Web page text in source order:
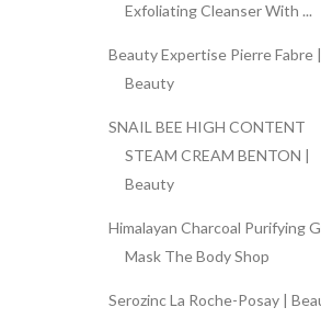
Exfoliating Cleanser With ...
Beauty Expertise Pierre Fabre |
Beauty
SNAIL BEE HIGH CONTENT
STEAM CREAM BENTON |
Beauty
Himalayan Charcoal Purifying
Mask The Body Shop
Serozinc La Roche-Posay |